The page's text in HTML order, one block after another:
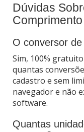
Dúvidas
Comprimento
O conversor
Sim, 100%
quantas
cadastro e sem
navegador e não
software.
Quantas